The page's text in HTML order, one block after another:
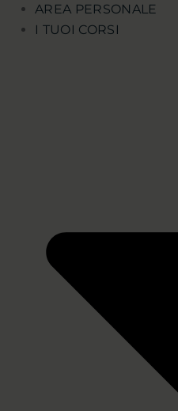
AREA PERSONALE
I TUOI CORSI